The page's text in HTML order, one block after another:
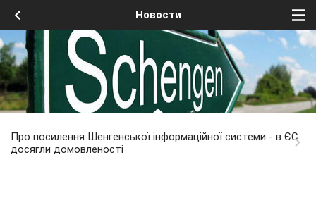
Новости
Про посилення Шенгенської інформаційної системи - в ЄС
досягли домовленості